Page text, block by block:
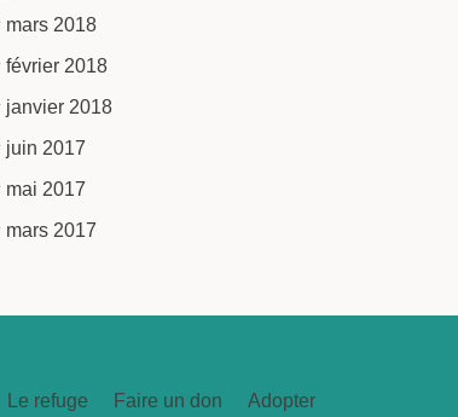
mars 2018
février 2018
janvier 2018
juin 2017
mai 2017
mars 2017
Le refuge Faire un don Adopter